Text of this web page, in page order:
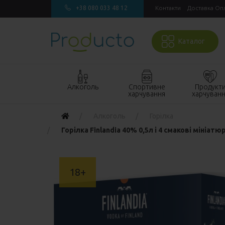
+38 080 033 48 12 Контакти Доставка
Каталог
Алкоголь
Акції алкоголь
Виски
Коньяк і бренді
Спортивне
харчування
Протеїн
Протеїнові
батончики
Продукти
приготування
Горілка Finlandia 40% 0,5л і 4 смакові
18+